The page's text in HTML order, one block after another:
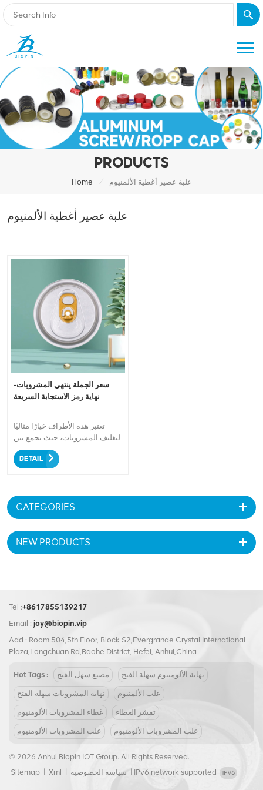
PRODUCTS
Home / علبة عصير أغطية الألمنيوم
علبة عصير أغطية الألمنيوم
سعر الجملة ينتهي المشروبات-
نهاية رمز الاستجابة السريعة
تعتبر هذه الأطراف خيارًا مثاليًا
لتغليف المشروبات، حيث تجمع بين
المتانة والوظيفة وتخصيص العلامة
التجارية. بفضل تقنية الطباعة
جميل على كل طرف. مصنوعة من
الألومنيوم عالي الجودة، توفر
نهاياتنا قدرات إغلاق ممتازة
ومقاومة للتآكل. اختر نهايات
المشروبات المصنوعة من
الألومنيوم مع شعار مخصص مطبوع
تميز عن المنافسة واجذب
DETAIL
CATEGORIES
NEW PRODUCTS
Tel :+8617855139217
Email : joy@biopin.vip
Add : Room 504,5th Floor, Block S2,Evergrande Crystal International
Plaza,Longchuan Rd,Baohe District, Hefei, Anhui,China
Hot Tags : مصنع سهل الفتح نهاية الألومنيوم سهلة الفتح
نهاية المشروبات سهلة الفتح علب الألمنيوم
غطاء المشروبات الألومنيوم تقشر الغطاء
علب المشروبات الألومنيوم علب المشروبات الألومنيوم
© 2026 Anhui Biopin IOT Group. All Rights Reserved.
Sitemap
Xml سياسة الخصوصية IPv6 network supported